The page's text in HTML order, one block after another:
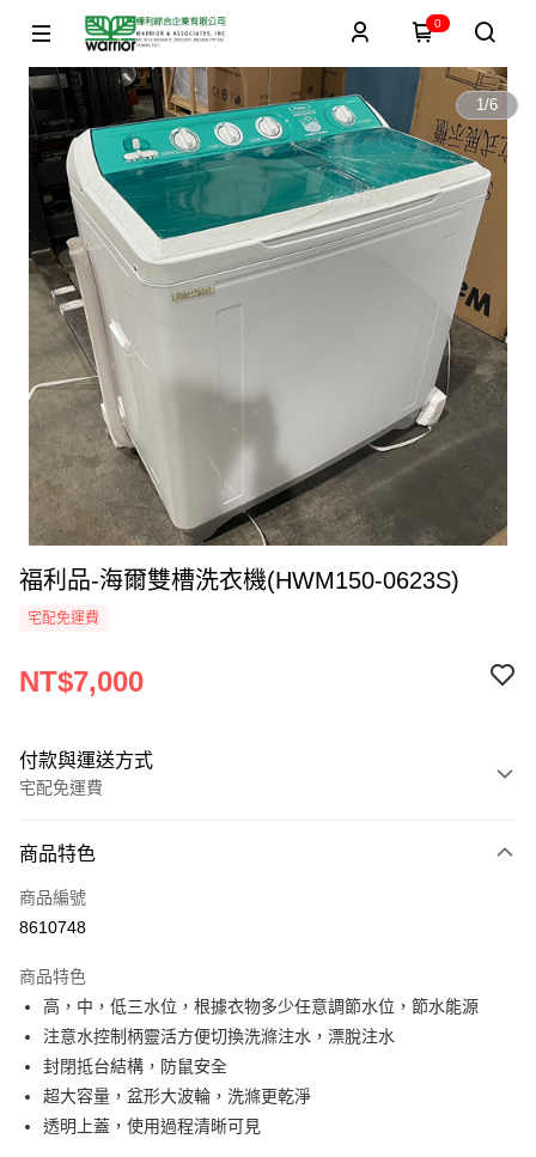
0
1/6
福利品-海爾雙槽洗衣機(HWM150-0623S)
宅配免運費
NT$7,000
付款與運送方式
宅配免運費
信用卡一次付款
LINE Pay
街口支付
悠遊付
AFTEE先享後付
相關說明
商品特色
商品編號
8610748
商品特色
高，中，低三水位，根據衣物多少任意調節水位，節水能源
注意水控制柄靈活方便切換洗滌注水，漂脫注水
封閉抵台結構，防鼠安全
超大容量，盆形大波輪，洗滌更乾淨
透明上蓋，使用過程清晰可見